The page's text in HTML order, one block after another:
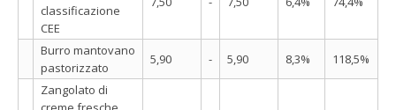
classificazione
CEE
Burro mantovano
pastorizzato
5,90 - 5,90 8,3%
118,5%
Zangolato di